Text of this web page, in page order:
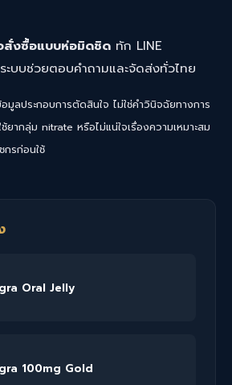
สั่งซื้อแบบห่อมิดชิด ทัก LINE
บบช่วยตอบคำถามและจัดส่งทั่วไทย
มูลประกอบการตัดสินใจ ไม่ใช่คำวินิจฉัยทางการ
ยากลุ่ม nitrate หรือไม่แน่ใจเรื่องความเหมาะสม
รก่อนใช้
Oral Jelly
100mg Gold